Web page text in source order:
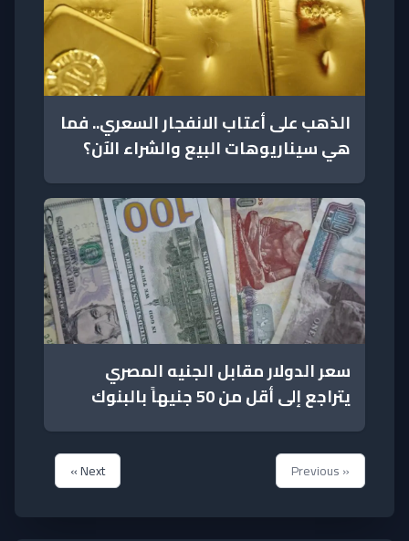
الذهب على أعتاب الانفجار السعري.. فما
هي سيناريوهات البيع والشراء الآن؟
سعر الدولار مقابل الجنيه المصري
يتراجع إلى أقل من 50 جنيهاً بالبنوك
« Previous
Next »